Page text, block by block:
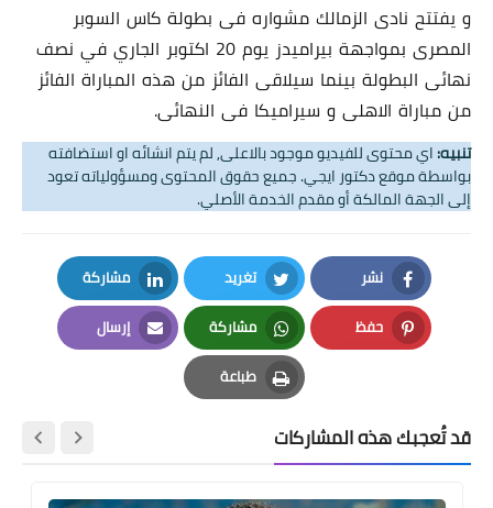
و يفتتح نادى الزمالك مشواره فى بطولة كاس السوبر
المصرى بمواجهة بيراميدز يوم 20 اكتوبر الجاري في نصف
نهائى البطولة بينما سيلاقى الفائز من هذه المباراة الفائز
من مباراة الاهلى و سيراميكا فى النهائى.
تنبيه:اي محتوى للفيديو موجود بالاعلى, لم يتم انشائه او استضافته
بواسطة موقع دكتور ايجي. جميع حقوق المحتوى ومسؤولياته تعود
إلى الجهة المالكة أو مقدم الخدمة الأصلي.
نشر
Facebook
تغريد
Twitter
مشاركة
LinkedIn
حفظ
Pinterest
مشاركة
Whatsapp
إرسال
Email
طباعة
Print
قد تُعجبك هذه المشاركات